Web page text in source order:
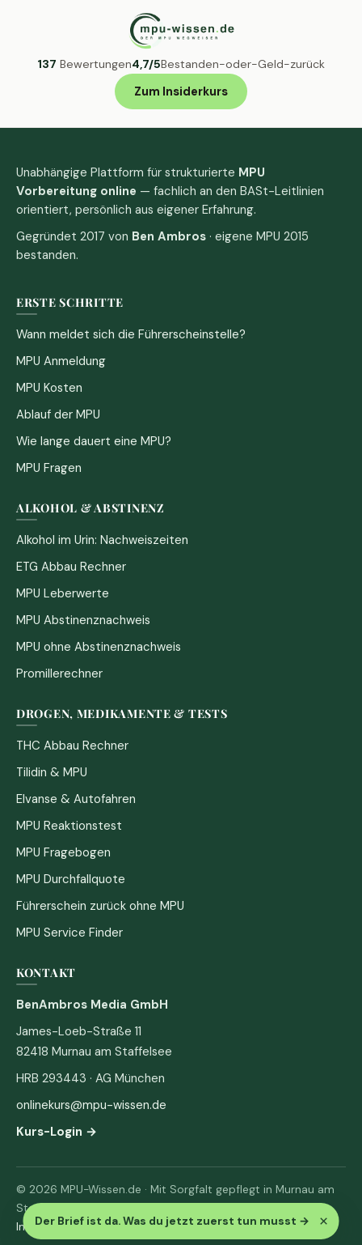
Der Brief ist da. Was du jetzt zuerst tun musst → ×
137 Bewertungen4,7/5Bestanden-oder-Geld-zurück
Zum Insiderkurs
Unabhängige Plattform für strukturierte MPU
Vorbereitung online — fachlich an den BASt-Leitlinien
orientiert, persönlich aus eigener Erfahrung.
Gegründet 2017 von Ben Ambros · eigene MPU 2015
bestanden.
ERSTE SCHRITTE
Wann meldet sich die Führerscheinstelle?
MPU Anmeldung
MPU Kosten
Ablauf der MPU
Wie lange dauert eine MPU?
MPU Fragen
ALKOHOL & ABSTINENZ
Alkohol im Urin: Nachweiszeiten
ETG Abbau Rechner
MPU Leberwerte
MPU Abstinenznachweis
MPU ohne Abstinenznachweis
Promillerechner
DROGEN, MEDIKAMENTE & TESTS
THC Abbau Rechner
Tilidin & MPU
Elvanse & Autofahren
MPU Reaktionstest
MPU Fragebogen
MPU Durchfallquote
Führerschein zurück ohne MPU
MPU Service Finder
KONTAKT
BenAmbros Media GmbH
James-Loeb-Straße 11
82418 Murnau am Staffelsee
HRB 293443 · AG München
onlinekurs@mpu-wissen.de
Kurs-Login →
© 2026 MPU-Wissen.de · Mit Sorgfalt gepflegt in Murnau am
Staffelsee
Impressum· Datenschutz & AGB